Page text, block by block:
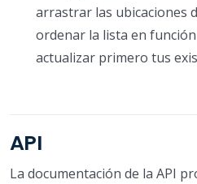
arrastrar las ubicaciones
ordenar la lista en
actualizar primero tus
API
La documentación de la API